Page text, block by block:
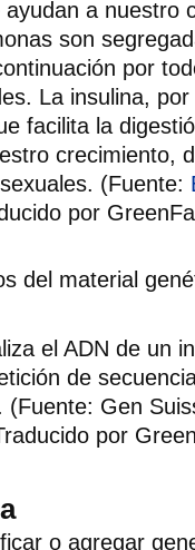
a nuestro
son
por
La insulina,
facilita la
crecimiento,
(Fuente:
por
del material
el ADN de un
de
(Fuente: Gen
por
o agregar